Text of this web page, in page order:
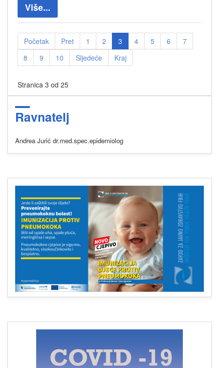
Više...
Početak Pret 1 2 3 4 5 6
7
8
9 10 Sljedeće Kraj
Stranica 3 od 25
Ravnatelj
Andrea Jurić dr.med.spec.epidemiolog